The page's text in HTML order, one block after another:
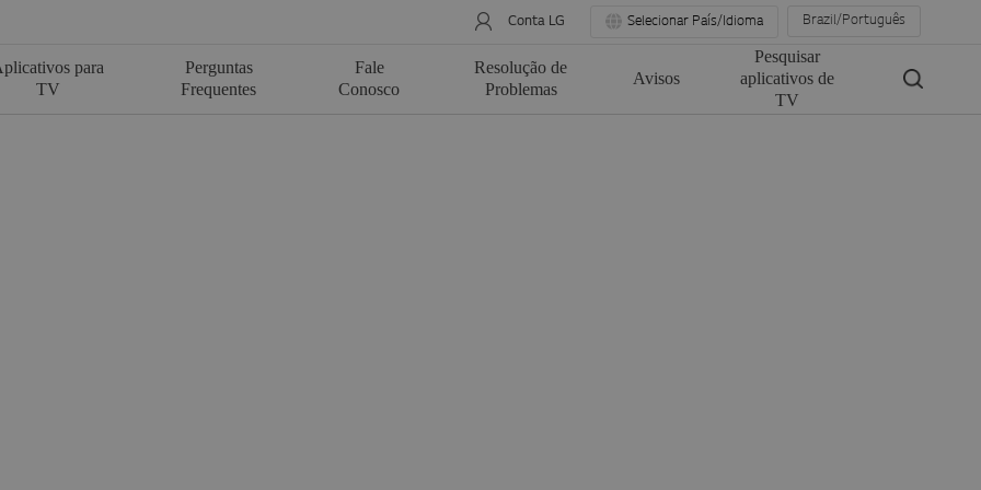
Conta LG Selecionar País/Idioma Brazil/Português
para
TV
Perguntas
Frequentes
Fale
Conosco
Resolução de
Problemas
Avisos
Pesquisar
aplicativos de
TV